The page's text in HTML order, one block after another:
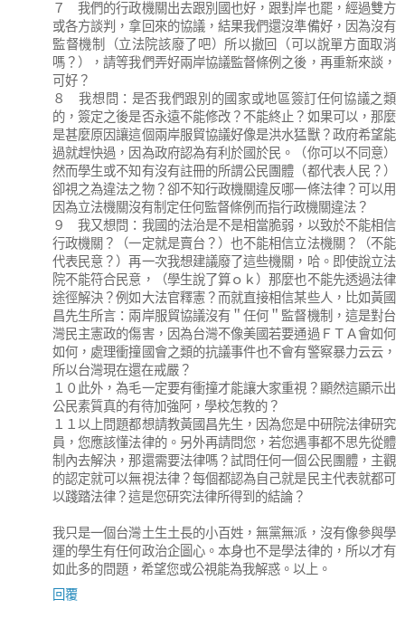
７ 我們的行政機關出去跟別國也好，跟對岸也罷，經過雙方
或各方談判，拿回來的協議，結果我們還沒準備好，因為沒有
監督機制（立法院該廢了吧）所以撤回（可以說單方面取消
嗎？），請等我們弄好兩岸協議監督條例之後，再重新來談，
可好？
８ 我想問：是否我們跟別的國家或地區簽訂任何協議之類
的，簽定之後是否永遠不能修改？不能終止？如果可以，那麼
是甚麼原因讓這個兩岸服貿協議好像是洪水猛獸？政府希望能
過就趕快過，因為政府認為有利於國於民。（你可以不同意）
然而學生或不知有沒有註冊的所謂公民團體（都代表人民？）
卻視之為違法之物？卻不知行政機關違反哪一條法律？可以用
因為立法機關沒有制定任何監督條例而指行政機關違法？
９ 我又想問：我國的法治是不是相當脆弱，以致於不能相信
行政機關？（一定就是賣台？）也不能相信立法機關？（不能
代表民意？）再一次我想建議廢了這些機關，哈。即使說立法
院不能符合民意，（學生說了算ｏｋ）那麼也不能先透過法律
途徑解決？例如大法官釋憲？而就直接相信某些人，比如黃國
昌先生所言：兩岸服貿協議沒有＂任何＂監督機制，這是對台
灣民主憲政的傷害，因為台灣不像美國若要通過ＦＴＡ會如何
如何，處理衝撞國會之類的抗議事件也不會有警察暴力云云，
所以台灣現在還在戒嚴？
１０此外，為毛一定要有衝撞才能讓大家重視？顯然這顯示出
公民素質真的有待加強阿，學校怎教的？
１１以上問題都想請教黃國昌先生，因為您是中研院法律研究
員，您應該懂法律的。另外再請問您，若您遇事都不思先從體
制內去解決，那還需要法律嗎？試問任何一個公民團體，主觀
的認定就可以無視法律？每個都認為自己就是民主代表就都可
以踐踏法律？這是您研究法律所得到的結論？
我只是一個台灣土生土長的小百姓，無黨無派，沒有像參與學
運的學生有任何政治企圖心。本身也不是學法律的，所以才有
如此多的問題，希望您或公視能為我解惑。以上。
回覆